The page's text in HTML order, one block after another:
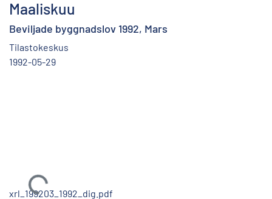
Maaliskuu
Beviljade byggnadslov 1992, Mars
Tilastokeskus
1992-05-29
xrl_199203_1992_dig.pdf